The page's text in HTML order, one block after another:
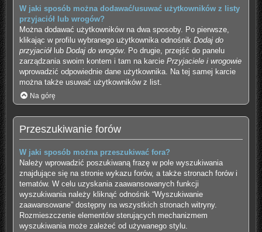
W jaki sposób można dodawać/usuwać użytkowników z listy
przyjaciół lub wrogów?
Można dodawać użytkowników na dwa sposoby. Po pierwsze,
klikając w profilu wybranego użytkownika odnośnik Dodaj do
przyjaciółlub Dodaj do wrogów. Po drugie, przejść do panelu
zarządzania swoim kontem i tam na karcie Przyjaciele i wrogowie
wprowadzić odpowiednie dane użytkownika. Na tej samej karcie
można także usuwać użytkowników z list.
Na górę
Przeszukiwanie forów
W jaki sposób można przeszukiwać fora?
Należy wprowadzić poszukiwaną frazę w pole wyszukiwania
znajdujące się na stronie wykazu forów, a także stronach forów i
tematów. W celu uzyskania zaawansowanych funkcji
wyszukiwania należy kliknąć odnośnik “Wyszukiwanie
zaawansowane” dostępny na wszystkich stronach witryny.
Rozmieszczenie elementów sterujących mechanizmem
wyszukiwania może zależeć od używanego stylu.